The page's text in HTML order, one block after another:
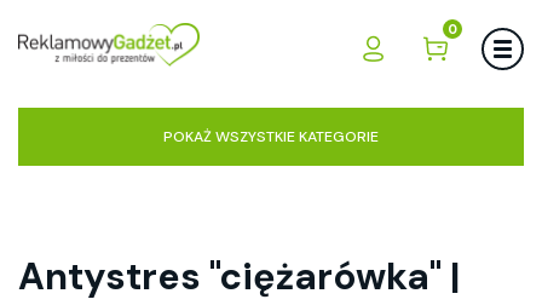
0
POKAŻ WSZYSTKIE KATEGORIE
Antystres "ciężarówka" |